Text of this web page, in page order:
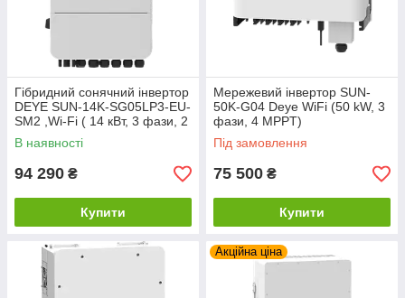
Гібридний сонячний інвертор
DEYE SUN-14K-SG05LP3-EU-
SM2 ,Wi-Fi ( 14 кВт, 3 фази, 2
MPPT,48В)
В наявності
94 290 ₴
Купити
Мережевий інвертор SUN-
50K-G04 Deye WiFi (50 kW, 3
фази, 4 MPPT)
Під замовлення
75 500 ₴
Купити
Акційна ціна